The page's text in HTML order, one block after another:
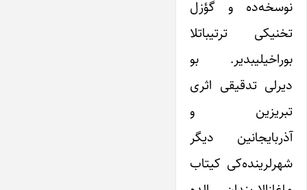
نوسخه‌ده و گؤزل
تخنیکی ترتیباتلا
بوراخیلیبدیر. بو
دیرلی تدقیقی اثری
تبریزین و
آذربایجانین دیگر
شهرلرینده‌کی کیتاب